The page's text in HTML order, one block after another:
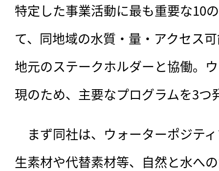
特定した事業活動に最も重要な10
て、同地域の水質・量・アクセス
地元のステークホルダーと協働。
現のため、主要なプログラムを3つ
まず同社は、ウォーターポジテ
生素材や代替素材等、自然と水へ